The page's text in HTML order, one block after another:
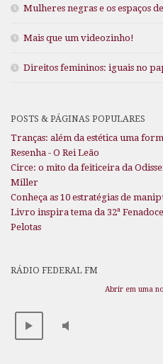
Mulheres negras e os espaços
Mais que um videozinho!
Direitos femininos: iguais no
POSTS & PÁGINAS POPULARES
Tranças: além da estética uma
Resenha - O Rei Leão
Circe: o mito da feiticeira da
Miller
Conheça as 10 estratégias de
Livro inspira tema da 32ª
Pelotas
RÁDIO FEDERAL FM
Abrir em uma